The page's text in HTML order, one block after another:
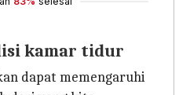
kamar tidur
dapat memengaruhi